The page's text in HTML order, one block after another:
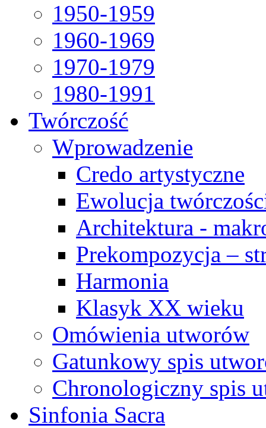
1950-1959
1960-1969
1970-1979
1980-1991
Twórczość
Wprowadzenie
Credo artystyczne
Ewolucja
Architektura -
Prekompozycja –
Harmonia
Klasyk XX wieku
Omówienia utworów
Gatunkowy spis
Chronologiczny spis
Sinfonia Sacra